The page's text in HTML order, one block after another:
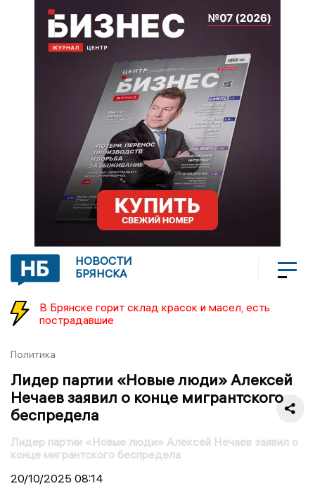
НОВОСТИ
БРЯНСКА
В Брянске горит склад красок и масел, есть
пострадавшие
Политика
Лидер партии «Новые люди» Алексей
Нечаев заявил о конце мигрантского
беспредела
Лидер партии «Новые люди» Алексей Нечаев заявил о
конце мигрантского беспредела
20/10/2025 08:14